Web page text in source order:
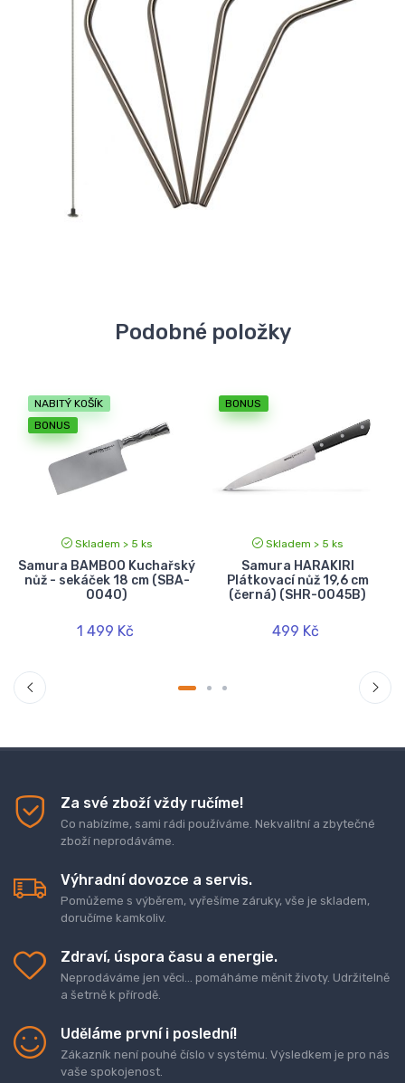
Podobné položky
NABITÝ KOŠÍK
BONUS
Skladem > 5 ks
Samura BAMBOO Kuchařský
nůž - sekáček 18 cm (SBA-
0040)
1 499 Kč
BONUS
Skladem > 5 ks
Samura HARAKIRI
Plátkovací nůž 19,6 cm
(černá) (SHR-0045B)
499 Kč
Za své zboží vždy ručíme!
Co nabízíme, sami rádi používáme. Nekvalitní a zbytečné
zboží neprodáváme.
Výhradní dovozce a servis.
Pomůžeme s výběrem, vyřešíme záruky, vše je skladem,
doručíme kamkoliv.
Zdraví, úspora času a energie.
Neprodáváme jen věci... pomáháme měnit životy. Udržitelně
a šetrně k přírodě.
Uděláme první i poslední!
Zákazník není pouhé číslo v systému. Výsledkem je pro nás
vaše spokojenost.